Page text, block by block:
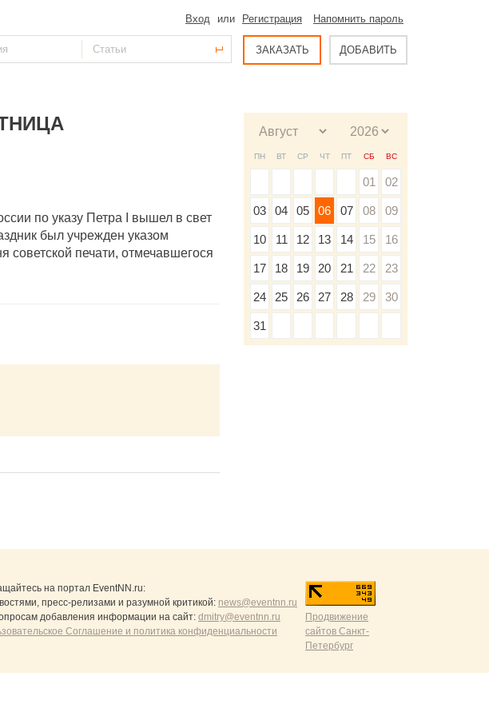
Вход или Регистрация Напомнить пароль
ЗАКАЗАТЬ ДОБАВИТЬ
по указу Петра I вышел в свет
был учрежден указом
печати, отмечавшегося
ПН ВТ СР ЧТ ПТ СБ ВС
01 02
03 04 05 06 07 08 09
10 11 12 13 14 15 16
17 18 19 20 21 22 23
24 25 26 27 28 29 30
31
на портал EventNN.ru:
пресс-релизами и разумной критикой: news@eventnn.ru
добавления информации на сайт: dmitry@eventnn.ru
Соглашение и политика конфиденциальности
Продвижение
сайтов Санкт-
Петербург